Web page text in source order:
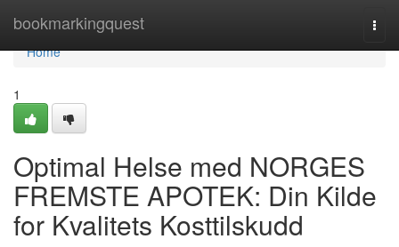
bookmarkingquest
Home
Home
1
Optimal Helse med NORGES
FREMSTE APOTEK: Din Kilde
for Kvalitets Kosttilskudd